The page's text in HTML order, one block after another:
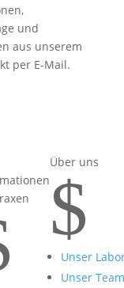
und
aus unserem
per E-Mail.
Über uns
$
Unser
Unser Team